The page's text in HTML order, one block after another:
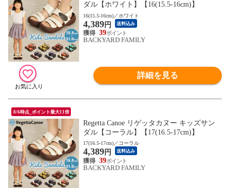
ダル【ホワイト】【16(15.5-16cm)】
16(15.5-16cm)／ホワイト
4,389円 送料込み
39
BACKYARD FAMILY
詳細を見る
8/6時点_ポイント最大11倍
Regetta Canoe リゲッタカヌー キッズサン
ダル【コーラル】【17(16.5-17cm)】
17(16.5-17cm)／コーラル
4,389円 送料込み
39
BACKYARD FAMILY